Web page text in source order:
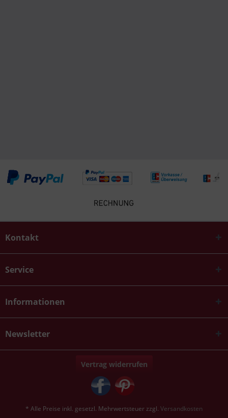
Kontakt
Service
Informationen
Newsletter
Vertrag widerrufen
* Alle Preise inkl. gesetzl. Mehrwertsteuer zzgl. Versandkosten